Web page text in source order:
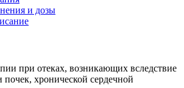
и дозы
при отеках, возникающих вследствие
хронической сердечной